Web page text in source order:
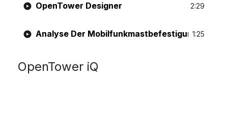
OpenTower Designer 2:29
Analyse Der Mobilfunkmastbefestigung1:25
OpenTower iQ